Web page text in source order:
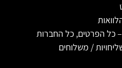
כל הפרטים, כל החברות
/ משלוחים